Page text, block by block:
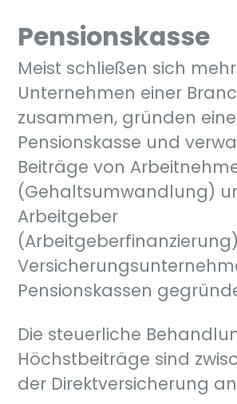
Pensionskasse
Meist schließen sich
Unternehmen einer
zusammen, gründen eine
Pensionskasse und
Beiträge von
(Gehaltsumwandlung)
Arbeitgeber
Pensionskassen
Die steuerliche
Höchstbeiträge sind
der Direktversicherung